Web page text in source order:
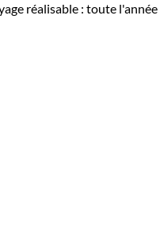
réalisable : toute l'année